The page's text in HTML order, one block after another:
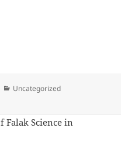
Kategori
Uncategorized
DAN WAKTU